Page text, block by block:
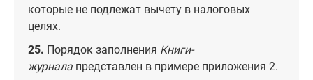
которые не подлежат вычету в налоговых
целях.
25. Порядок заполнения Книги-
журнала представлен в примере приложения 2.